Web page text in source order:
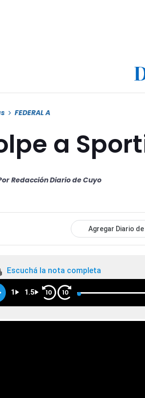
FEDERAL A
a
Redacción Diario de Cuyo
Agregar Diario de
Escuchá la nota completa
1 1.5 10 10